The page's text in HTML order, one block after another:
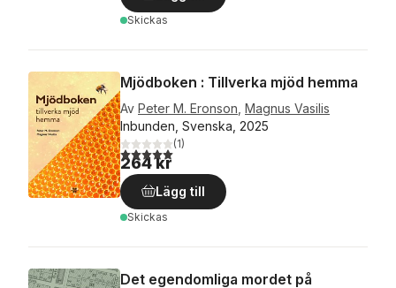
Skickas
Mjödboken : Tillverka mjöd hemma
Av Peter M. Eronson Magnus Vasilis
Inbunden, Svenska, 2025
5,0utav 5 stjärnor. Totalt antal röster:
(1)
264 kr
Lägg till
Skickas
Det egendomliga mordet på